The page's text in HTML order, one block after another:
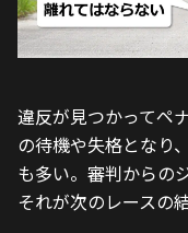
違反が見つかってペ
の待機や失格となり
も多い。審判からの
それが次のレースの